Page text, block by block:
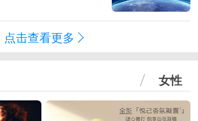
点击查看更多
女性